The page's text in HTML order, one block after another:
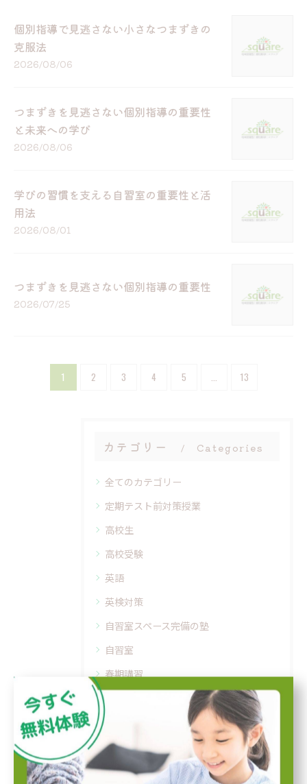
個別指導で見逃さない小さなつまずきの
克服法
2026/08/06
つまずきを見逃さない個別指導の重要性
と未来への学び
2026/08/06
学びの習慣を支える自習室の重要性と活
用法
2026/08/01
つまずきを見逃さない個別指導の重要性
2026/07/25
1 2 3 4 5 ... 13
カテゴリー Categories
全てのカテゴリー
定期テスト前対策授業
高校生
高校受験
英語
英検対策
自習室スペース完備の塾
自習室
春期講習
実力テスト
定期テスト対策